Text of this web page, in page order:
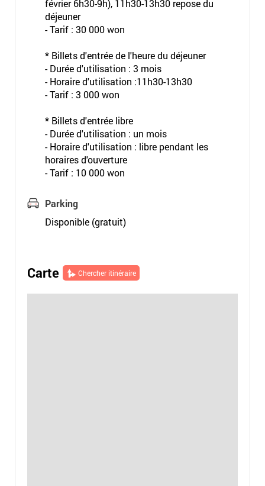
février 6h30-9h), 11h30-13h30 repose du
déjeuner
- Tarif : 30 000 won
* Billets d'entrée de l'heure du déjeuner
- Durée d'utilisation : 3 mois
- Horaire d'utilisation :11h30-13h30
- Tarif : 3 000 won
* Billets d'entrée libre
- Durée d'utilisation : un mois
- Horaire d'utilisation : libre pendant les
horaires d'ouverture
- Tarif : 10 000 won
Parking
Disponible (gratuit)
Carte Chercher itinéraire